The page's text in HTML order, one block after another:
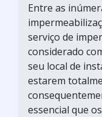
Entre as
serviço de
considerado
seu local de
estarem
essencial que